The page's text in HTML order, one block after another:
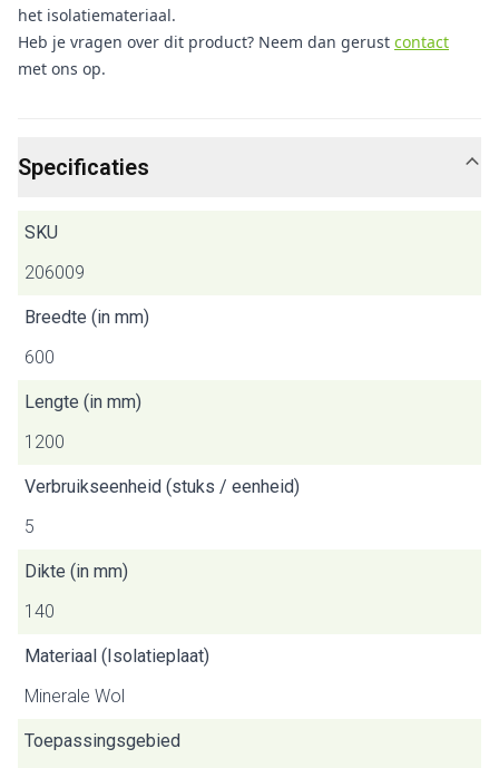
het isolatiemateriaal.
Heb je vragen over dit product? Neem dan gerust contact
met ons op.
Specificaties
SKU
206009
Breedte (in mm)
600
Lengte (in mm)
1200
Verbruikseenheid (stuks / eenheid)
5
Dikte (in mm)
140
Materiaal (Isolatieplaat)
Minerale Wol
Toepassingsgebied